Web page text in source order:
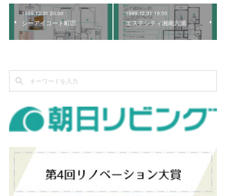
1999.12.31 20:00
シーアイコート町田
1999.12.31 19:00
エステシティ湘南六浦